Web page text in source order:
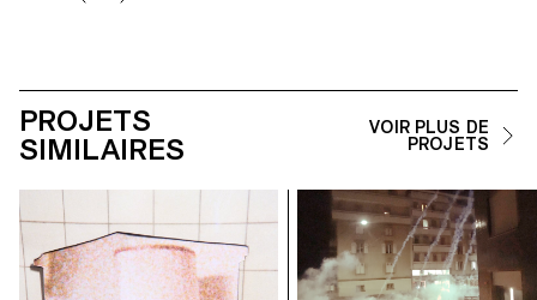
PROJETS
SIMILAIRES
VOIR PLUS DE
PROJETS